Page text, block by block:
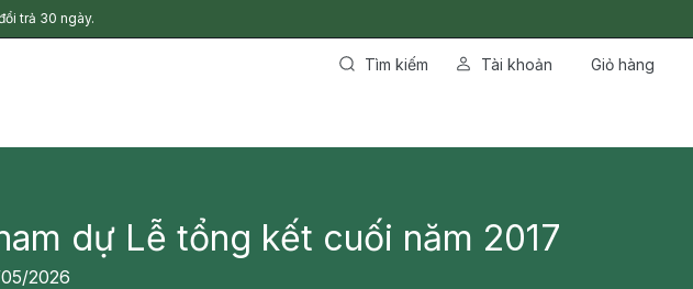
trả 30 ngày.
Tìm kiếm Tài khoản Giỏ hàng
dự Lễ tổng kết cuối năm 2017
2026